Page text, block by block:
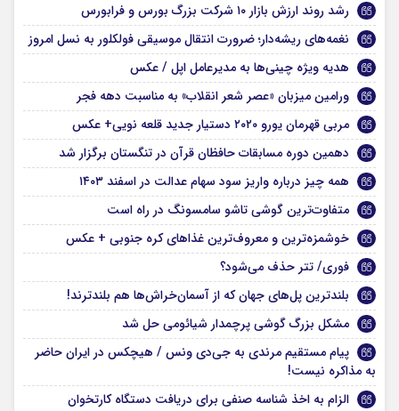
رشد روند ارزش بازار ۱۰ شرکت بزرگ بورس و فرابورس
نغمه‌های ریشه‌دار؛ ضرورت انتقال موسیقی فولکلور به نسل امروز
هدیه ویژه چینی‌ها به مدیرعامل اپل / عکس
ورامین میزبان «عصر شعر انقلاب» به مناسبت دهه فجر
مربی قهرمان یورو ۲۰۲۰ دستیار جدید قلعه نویی+ عکس
دهمین دوره مسابقات حافظان قرآن در تنگستان برگزار شد
همه چیز درباره واریز سود سهام عدالت در اسفند ۱۴۰۳
متفاوت‌ترین گوشی تاشو سامسونگ در راه است
خوشمزه‌ترین و معروف‌ترین غذاهای کره جنوبی + عکس
فوری/ تتر حذف می‌شود؟
بلندترین پل‌های جهان که از آسمان‌خراش‌ها هم بلندترند!
مشکل بزرگ گوشی پرچمدار شیائومی حل شد
پیام مستقیم مرندی به جی‌دی ونس / هیچکس در ایران حاضر
به مذاکره نیست!
الزام به اخذ شناسه صنفی برای دریافت دستگاه کارتخوان